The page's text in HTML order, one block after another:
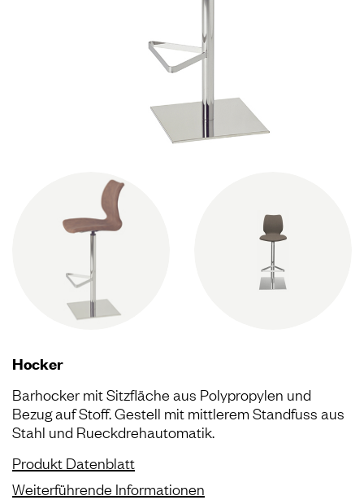
Hocker
Barhocker mit Sitzﬂäche aus Polypropylen und
Bezug auf Stoﬀ. Gestell mit mittlerem Standfuss aus
Stahl und Rueckdrehautomatik.
Produkt Datenblatt
Weiterführende Informationen